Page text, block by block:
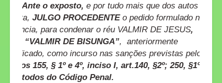
Ante o exposto, e por tudo mais que dos autos
consta, JULGO PROCEDENTEo pedido formulado na
denúncia, para condenar o réu VALMIR DE JESUS,
“VALMIR DE BISUNGA”, anteriormente
qualificado, como incurso nas sanções previstas pelo
artigos 155, § 1º e 4º, inciso I, art.140, §2º; 250, §1º,
II, a, todos do Código Penal.